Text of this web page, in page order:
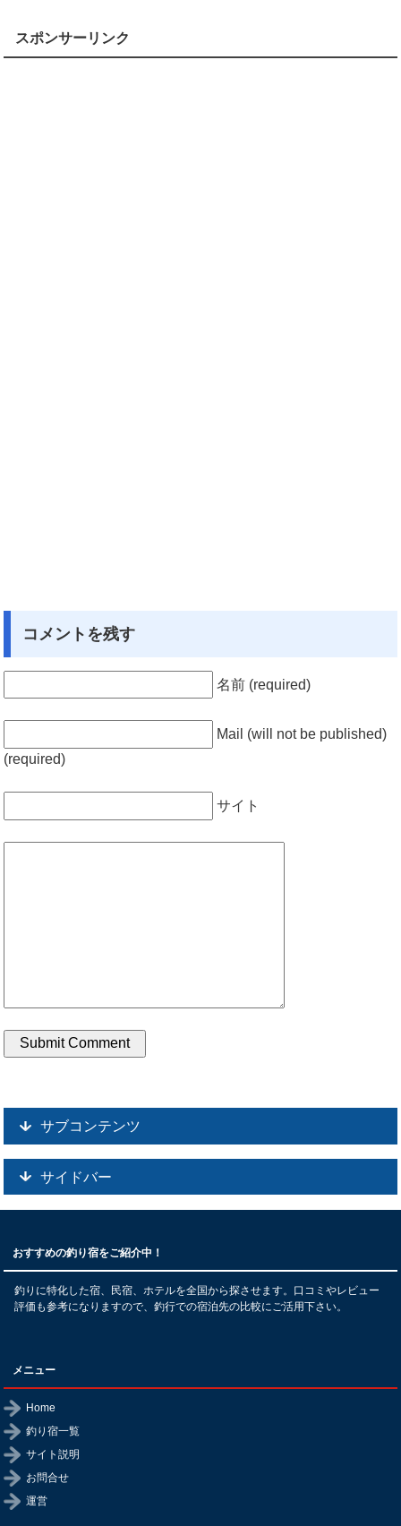
スポンサーリンク
コメントを残す
名前 (required)
Mail (will not be published)
(required)
サイト
サブコンテンツ
サイドバー
おすすめの釣り宿をご紹介中！
釣りに特化した宿、民宿、ホテルを全国から探させます。口コミやレビュー
評価も参考になりますので、釣行での宿泊先の比較にご活用下さい。
メニュー
Home
釣り宿一覧
サイト説明
お問合せ
運営